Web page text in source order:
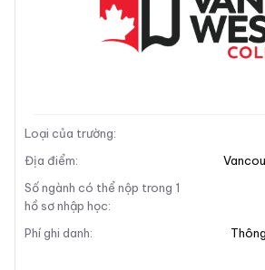
Loại của trường:
Địa điểm:
Số ngành có thể nộp trong 1
hồ sơ nhập học:
Phí ghi danh: